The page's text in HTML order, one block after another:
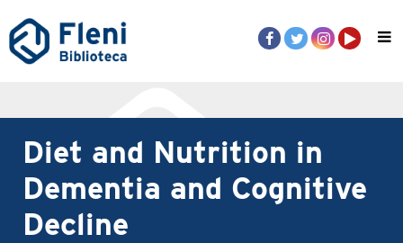
Diet and Nutrition in
Dementia and Cognitive
Decline